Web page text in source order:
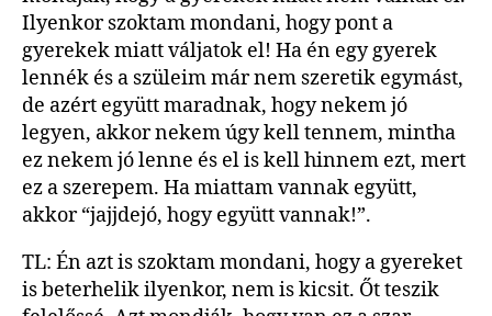
Ilyenkor szoktam mondani, hogy pont a
gyerekek miatt váljatok el! Ha én egy gyerek
lennék és a szüleim már nem szeretik egymást,
de azért együtt maradnak, hogy nekem jó
legyen, akkor nekem úgy kell tennem, mintha
ez nekem jó lenne és el is kell hinnem ezt, mert
ez a szerepem. Ha miattam vannak együtt,
akkor “jajjdejó, hogy együtt vannak!”.
TL: Én azt is szoktam mondani, hogy a gyereket
is beterhelik ilyenkor, nem is kicsit. Őt teszik